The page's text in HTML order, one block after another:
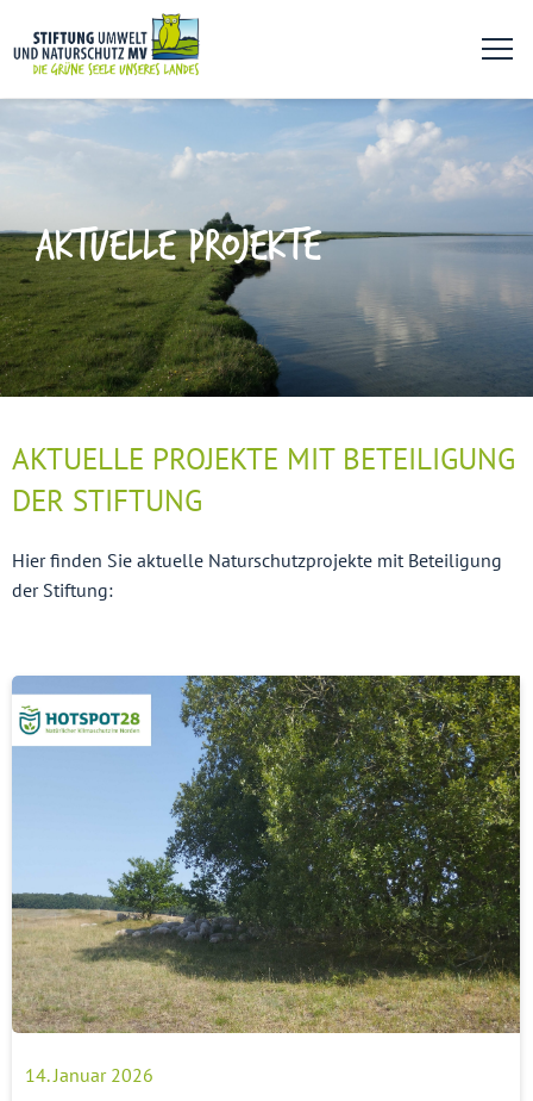
AKTUELLE PROJEKTE
AKTUELLE PROJEKTE MIT BETEILIGUNG
DER STIFTUNG
Hier finden Sie aktuelle Naturschutzprojekte mit Beteiligung
der Stiftung:
14. Januar 2026